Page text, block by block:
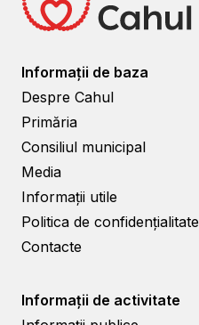
Informații de baza
Despre Cahul
Primăria
Consiliul municipal
Media
Informații utile
Politica de confidențialitate
Contacte
Informații de activitate